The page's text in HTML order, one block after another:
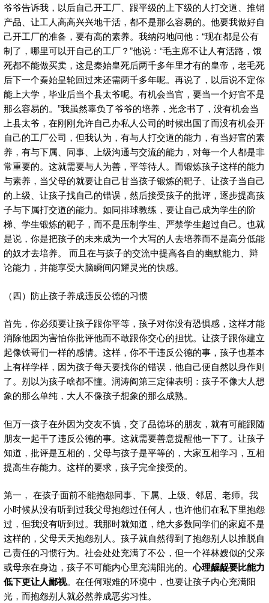
爷爷告诉我，以后自己开工厂、跟平级的上下级的人打交道、推销
产品、让工人高高兴兴地干活，都不是那么容易的。他要我做好自
己开工厂的准备，要有高的素养。我纳闷地问他：“现在都是公有
制了，哪里可以开自己的工厂？”他说：“毛主席不让人有活路，饿
死都不能做买卖，这是秦始皇死后两千多年里才有的皇帝，老毛死
后下一个秦始皇轮回过来还需两千多年呢。再说了，以后说不定你
能上大学，毕业后当个县太爷呢。有机会当官，要当一个好官不是
那么容易的。”我虽然辜负了爷爷的培养，光念书了，没有机会当
上县太爷，在刚刚允许自己办私人公司的时候出国了而没有机会开
自己的工厂公司，但我认为，有与人打交道的能力，有当好官的素
养，有与下属、同事、上级沟通与交流的能力，对每一个人都是非
常重要的。这就需要与人为善，平等待人。而锻炼孩子这样的能力
与素养，当父母的就要让自己甘当孩子锻炼的靶子、让孩子当自己
的上级、让孩子找自己的错误，然后接受孩子的批评，逐步提高孩
子与下属打交道的能力。如同排球教练，要让自己成为学生的阶
梯、学生锻炼的靶子，而不是压制学生、严禁学生超过自己。也就
是说，你是把孩子的未来成为一个大写的人去培养而不是高分低能
的奴才去培养。 而且在与孩子的交流中提高各自的幽默能力、辩
论能力，并能享受大脑瞬间闪耀灵光的快感。
（四）防止孩子养成违反公德的习惯
首先，你必须要让孩子跟你平等，孩子对你没有恐惧感，这样才能
消除他因为害怕你批评他而不敢跟你交心的担忧。让孩子跟你建立
起像铁哥们一样的感情。这样，你不干违反公德的事，孩子也基本
上有样学样，因为孩子每天要找你的错误，他自己便自然以身作则
了。别以为孩子啥都不懂。润涛阎第三定律表明：孩子不像大人想
象的那么单纯，大人不像孩子想象的那么成熟。
但万一孩子在外因为交友不慎，交了品德坏的朋友，就有可能跟随
朋友一起干了违反公德的事。这就需要善意提醒他一下了。让孩子
知道，批评是互相的，父母与孩子是平等的，大家互相学习，互相
提高生存能力。这样的要求，孩子完全接受的。
第一， 在孩子面前不能抱怨同事、下属、上级、邻居、老师。我
小时候从没有听到过我父母抱怨过任何人，也许他们在私下里抱怨
过，但我没有听到过。我那时就知道，绝大多数同学们的家庭不是
这样的，父母天天抱怨别人。孩子就自然得到了抱怨别人以推脱自
己责任的习惯行为。社会处处充满了不公，但一个祥林嫂似的父亲
或母亲在身边，孩子不可能内心里充满阳光的。心理龌龊要比能力
低下更让人鄙视。在任何艰难的环境中，也要让孩子内心充满阳
光，而抱怨别人就必然养成恶劣习性。